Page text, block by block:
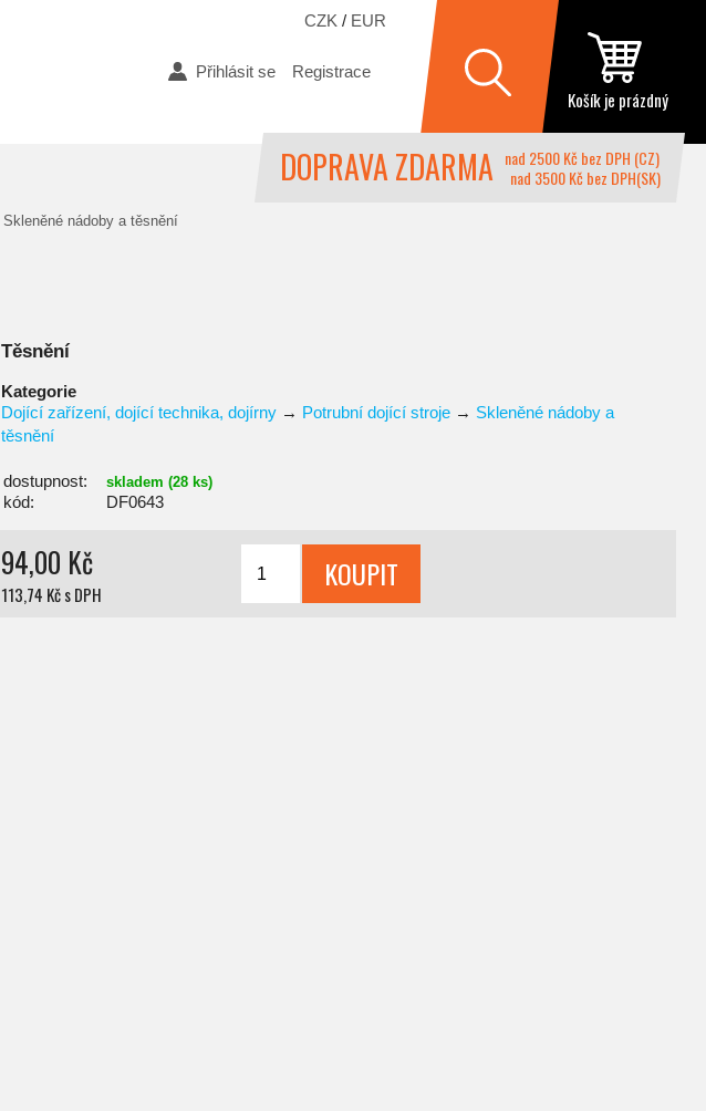
Přihlásit se Registrace
Košík je prázdný
DOPRAVA ZDARMA nad 2500 Kč bez DPH (CZ)
nad 3500 Kč bez DPH(SK)
CZK / EUR
Skleněné nádoby a těsnění
Těsnění
Kategorie
Dojící zařízení, dojící technika, dojírny → Potrubní dojící stroje → Skleněné nádoby a
těsnění
dostupnost: skladem (28 ks)
kód: DF0643
94,00 Kč
113,74 Kč s DPH